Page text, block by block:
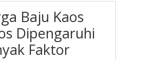
Baju Kaos
Dipengaruhi
Faktor